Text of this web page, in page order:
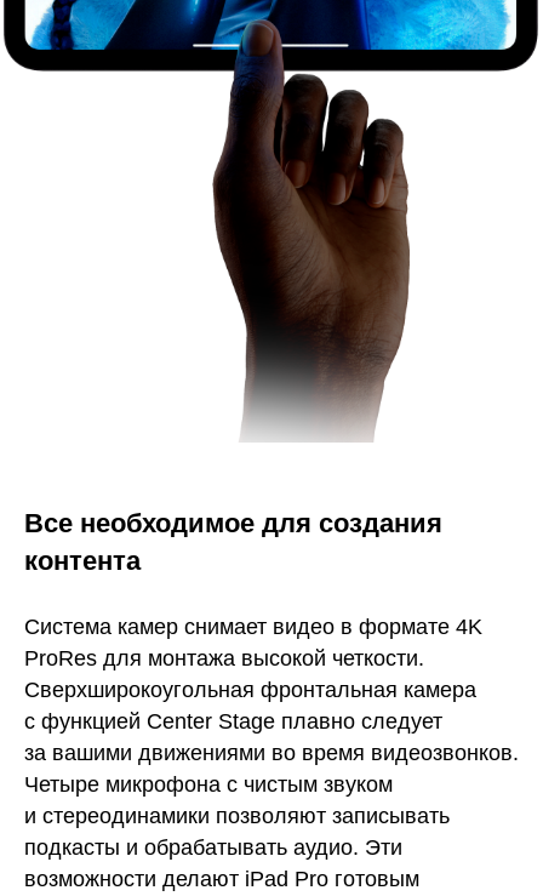
Все необходимое для создания
контента
Система камер снимает видео в формате 4K
ProRes для монтажа высокой четкости.
Сверхширокоугольная фронтальная камера
с функцией Center Stage плавно следует
за вашими движениями во время видеозвонков.
Четыре микрофона с чистым звуком
и стереодинамики позволяют записывать
подкасты и обрабатывать аудио. Эти
возможности делают iPad Pro готовым